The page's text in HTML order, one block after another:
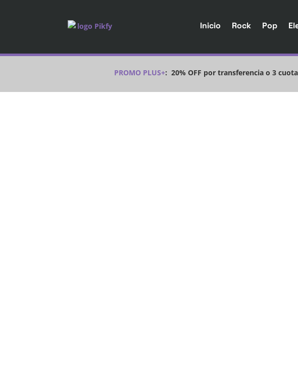
Inicio Rock Pop
PROMO PLUS+: 20% OFF por transferencia o 3